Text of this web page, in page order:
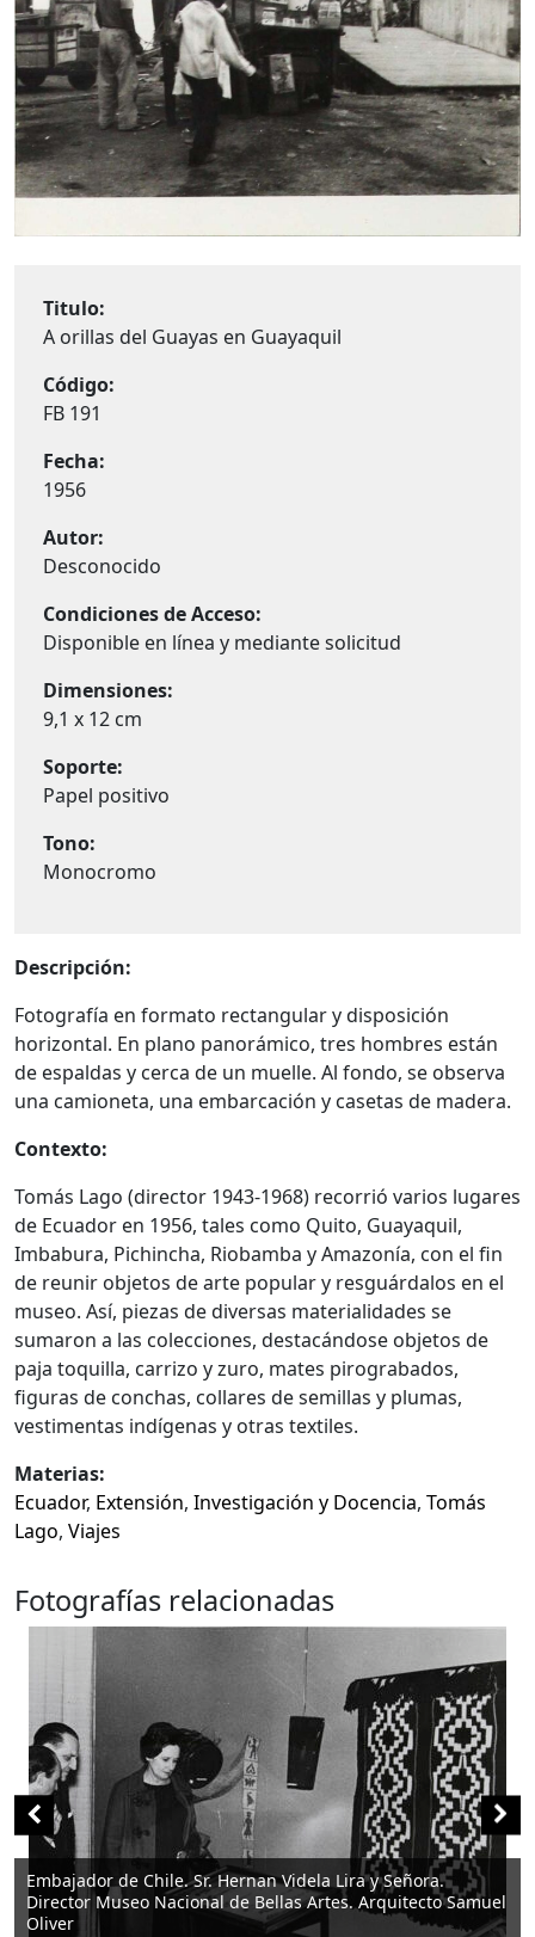
Titulo:
A orillas del Guayas en Guayaquil
Código:
FB 191
Fecha:
1956
Autor:
Desconocido
Condiciones de Acceso:
Disponible en línea y mediante solicitud
Dimensiones:
9,1 x 12 cm
Soporte:
Papel positivo
Tono:
Monocromo
Descripción:
Fotografía en formato rectangular y disposición
horizontal. En plano panorámico, tres hombres están
de espaldas y cerca de un muelle. Al fondo, se observa
una camioneta, una embarcación y casetas de madera.
Contexto:
Tomás Lago (director 1943-1968) recorrió varios lugares
de Ecuador en 1956, tales como Quito, Guayaquil,
Imbabura, Pichincha, Riobamba y Amazonía, con el fin
de reunir objetos de arte popular y resguárdalos en el
museo. Así, piezas de diversas materialidades se
sumaron a las colecciones, destacándose objetos de
paja toquilla, carrizo y zuro, mates pirograbados,
figuras de conchas, collares de semillas y plumas,
vestimentas indígenas y otras textiles.
Materias:
Ecuador, Extensión, Investigación y Docencia, Tomás
Lago, Viajes
Fotografías relacionadas
Director del Museo Arq. Samuel Oliver con George